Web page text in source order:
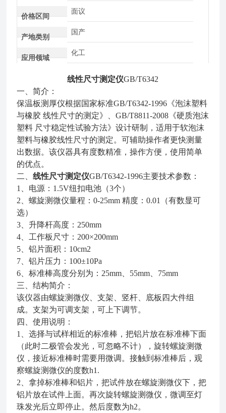
价格区间
面议
产地类别
国产
应用领域
化工
线性尺寸测定仪GB/T6342
一、简介：
保温板测厚仪根据国家标准GB/T6342-1996 《泡沫塑料
与橡胶 线性尺寸的测定》、GB/T8811-2008 《硬质泡沫
塑料 尺寸稳定性试验方法》设计研制，适用于软泡沫
塑料与橡胶线性尺寸的测定。可辅助操作者更快测量
出数据。该仪器具有度数精准，操作方便，使用简单
的优点。
二、线性尺寸测定仪GB/T6342-1996主要技术参数：
1
、电源： 1.5V纽扣电池（3个）
2 、螺旋测微仪量程：0-25mm精度：0.01
（有数显可
选）
3 、升降杆高度： 250mm
4 、工作板尺寸： 200×200mm
5 、铝片面积： 10cm2
7 、铝片压力： 100±10Pa
6 、标准棒高度分别为： 25mm 55mm
75mm
三、结构简介：
该仪器由螺旋测微仪、支架、竖杆、底板四大件组
成。支架为可调支架，可上下调节。
四、使用说明：
1
、选择与试样相近的标准棒，把铝片放在标准棒下面
（此时二极管会发光，可忽略不计），旋转螺旋测微
仪，接近标准棒时需要用微调。接触到标准棒后，观
察螺旋测微仪的度数h1.
2 、拿掉标准棒和铝片，把试件放在螺旋测微仪下，把
铝片放在试件上面。再次旋转螺旋测微仪，微调至灯
珠发光后立即停止。然后度数为h2。